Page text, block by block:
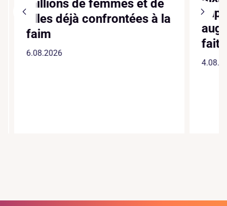
millions de femmes et de
filles déjà confrontées à la
faim
6.08.2026